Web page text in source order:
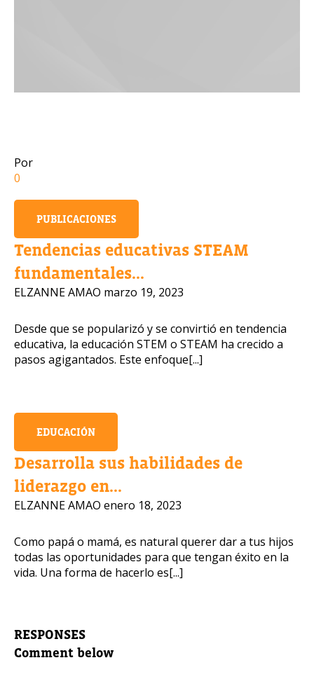
Por
0
PUBLICACIONES
Tendencias educativas STEAM
fundamentales...
ELZANNE AMAO marzo 19, 2023
Desde que se popularizó y se convirtió en tendencia
educativa, la educación STEM o STEAM ha crecido a
pasos agigantados. Este enfoque[...]
EDUCACIÓN
Desarrolla sus habilidades de
liderazgo en...
ELZANNE AMAO enero 18, 2023
Como papá o mamá, es natural querer dar a tus hijos
todas las oportunidades para que tengan éxito en la
vida. Una forma de hacerlo es[...]
RESPONSES
Comment below